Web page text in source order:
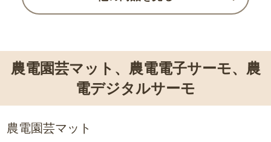
農電園芸マット、農電電子サーモ、農
電デジタルサーモ
農電園芸マット